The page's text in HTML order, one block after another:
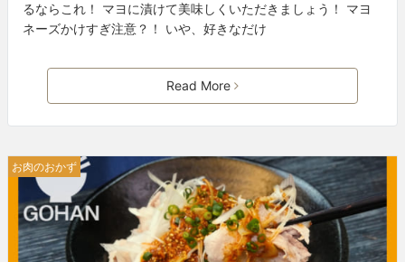
るならこれ！ マヨに漬けて美味しくいただきましょう！ マヨ
ネーズかけすぎ注意？！ いや、好きなだけ
Read More
お肉のおかず